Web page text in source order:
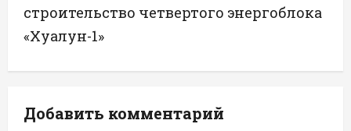
а
ц
и
я
строительство четвертого энергоблока
«Хуалун-1»
Добавить комментарий